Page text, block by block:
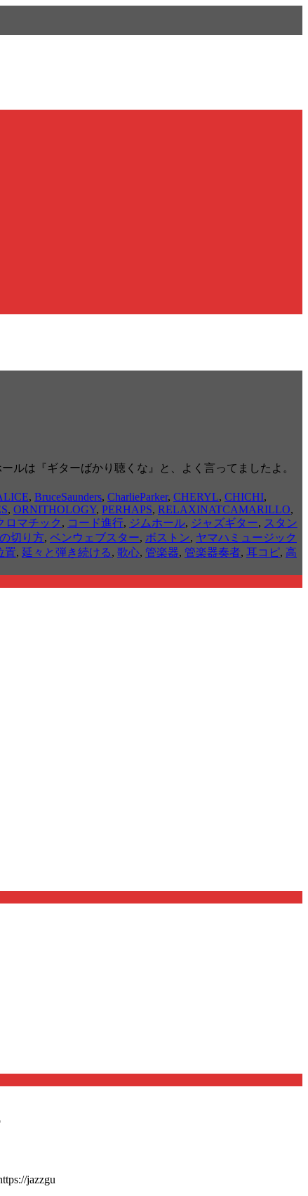
ルは『ギターばかり聴くな』と、よく言ってましたよ。
, BruceSaunders, CharlieParker, CHERYL, CHICHI,
, ORNITHOLOGY, PERHAPS, RELAXINATCAMARILLO,
ロマチック , コード進行, ジムホール, ジャズギター, スタン
切り方, ベンウェブスター, ボストン, ヤマハミュージック
置, 延々と弾き続ける, 歌心, 管楽器, 管楽器奏者, 耳コピ, 高
jazzgu